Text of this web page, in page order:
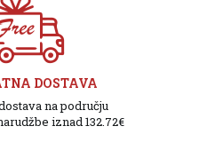
DOSTAVA
na području
iznad 132.72€